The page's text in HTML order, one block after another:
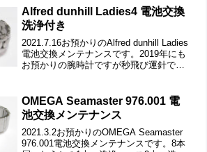
垢バンドに三つ折れバックル...
Alfred dunhill Ladies4 電池交換
洗浄付き
2021.7.16お預かりのAlfred dunhill Ladies
電池交換メンテナンスです。2019年にも
お預かりの腕時計ですが秒飛び運針で到
クして。ステンレス...
OMEGA Seamaster 976.001 電
池交換メンテナンス
2021.3.2お預かりのOMEGA Seamaster
976.001電池交換メンテナンスです。8本